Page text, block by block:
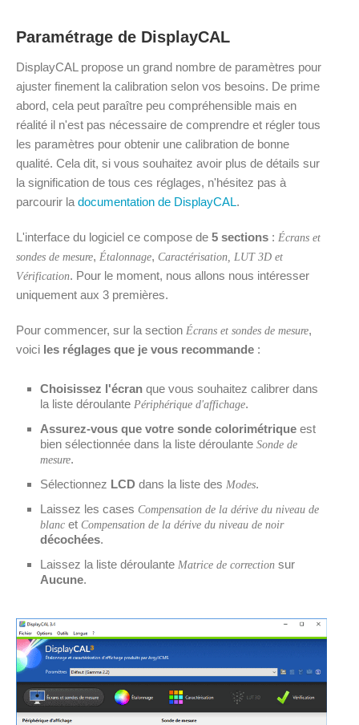
Paramétrage de DisplayCAL
DisplayCAL propose un grand nombre de paramètres pour
ajuster finement la calibration selon vos besoins. De prime
abord, cela peut paraître peu compréhensible mais en
réalité il n'est pas nécessaire de comprendre et régler tous
les paramètres pour obtenir une calibration de bonne
qualité. Cela dit, si vous souhaitez avoir plus de détails sur
la signification de tous ces réglages, n'hésitez pas à
parcourir la documentation de DisplayCAL.
L'interface du logiciel ce compose de 5 sections : Écrans et
sondes de mesure, Étalonnage, Caractérisation, LUT 3D et
Vérification. Pour le moment, nous allons nous intéresser
uniquement aux 3 premières.
Pour commencer, sur la section Écrans et sondes de mesure,
voici les réglages que je vous recommande :
Choisissez l'écran que vous souhaitez calibrer dans
la liste déroulante Périphérique d'affichage.
Assurez-vous que votre sonde colorimétrique est
bien sélectionnée dans la liste déroulante Sonde de
mesure.
Sélectionnez LCD dans la liste des Modes.
Laissez les cases Compensation de la dérive du niveau de
blanc et Compensation de la dérive du niveau de noir
décochées.
Laissez la liste déroulante Matrice de correction sur
Aucune.